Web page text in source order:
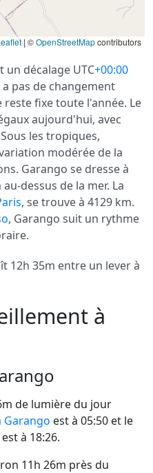
| ©OpenStreetMapcontributors
un décalage UTC+00:00
a pas de changement
reste fixe toute l'année. Le
aujourd'hui, avec
les tropiques,
modérée de la
Garango se dresse à
dessus de la mer. La
, se trouve à 4129 km.
, Garango suit un rythme
12h 35m entre un lever à
à
de lumière du jour
Garango est à 05:50 et le
est à 18:26.
11h 26m près du